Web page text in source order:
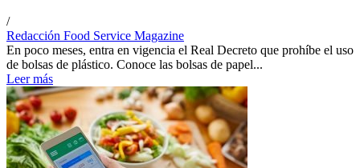
/
Redacción Food Service Magazine
En poco meses, entra en vigencia el Real Decreto que prohíbe el uso
de bolsas de plástico. Conoce las bolsas de papel...
Leer más